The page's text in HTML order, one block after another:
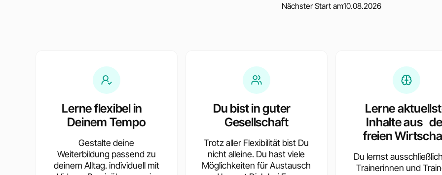
Nächster Start am10.08.2026
Lerne flexibel in
Deinem Tempo
Gestalte deine
Weiterbildung passend zu
deinem Alltag. individuell mit
Du bist in guter
Gesellschaft
Trotz aller Flexibilität bist Du
nicht alleine. Du hast viele
Möglichkeiten für Austausch
Lerne
Inhalte aus
freien
Du lernst
Trainerinnen und